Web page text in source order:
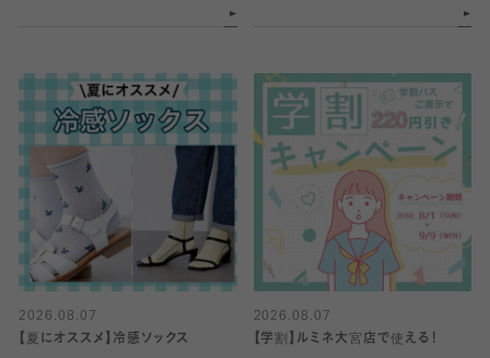
2026.08.07
【夏にオススメ】冷感ソックス
2026.08.07
【学割】ルミネ大宮店で使える！